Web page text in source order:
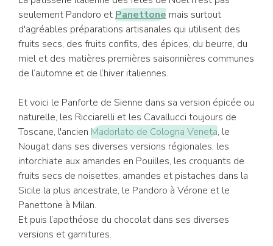
seulement Pandoro etPanettone mais surtout
d'agréables préparations artisanales qui utilisent des
fruits secs, des fruits confits, des épices, du beurre, du
miel et des matières premières saisonnières communes
de l’automne et de l’hiver italiennes.
Et voici le Panforte de Sienne dans sa version épicée ou
naturelle, les Ricciarelli et les Cavallucci toujours de
Toscane, l'ancien Madorlato de Cologna Veneta, le
Nougat dans ses diverses versions régionales, les
intorchiate aux amandes en Pouilles, les croquants de
fruits secs de noisettes, amandes et pistaches dans la
Sicile la plus ancestrale, le Pandoro à Vérone et le
Panettone à Milan.
Et puis l’apothéose du chocolat dans ses diverses
versions et garnitures.